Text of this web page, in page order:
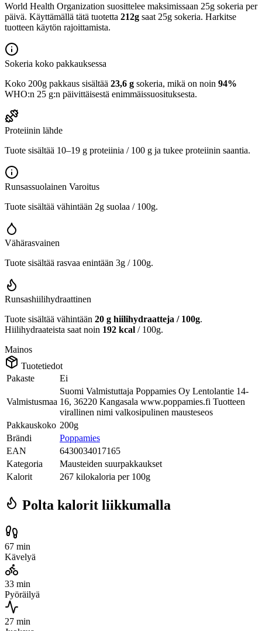
World Health Organization suosittelee maksimissaan 25g sokeria per
päivä. Käyttämällä tätä tuotetta 212g saat 25g sokeria. Harkitse
tuotteen käytön rajoittamista.
Sokeria koko pakkauksessa
Koko 200g pakkaus sisältää 23,6 g sokeria, mikä on noin 94%
WHO:n 25 g:n päivittäisestä enimmäissuosituksesta.
Proteiinin lähde
Tuote sisältää 10–19 g proteiinia / 100 g ja tukee proteiinin saantia.
Runsassuolainen Varoitus
Tuote sisältää vähintään 2g suolaa / 100g.
Vähärasvainen
Tuote sisältää rasvaa enintään 3g / 100g.
Runsashiilihydraattinen
Tuote sisältää vähintään 20 g hiilihydraatteja / 100g.
Hiilihydraateista saat noin 192 kcal / 100g.
Mainos
Tuotetiedot
Pakaste
Ei
Valmistusmaa
Suomi Valmistuttaja Poppamies Oy Lentolantie 14-
16, 36220 Kangasala www.poppamies.fi Tuotteen
virallinen nimi valkosipulinen mausteseos
Pakkauskoko 200g
Brändi
Poppamies
EAN
6430034017165
Kategoria
Mausteiden suurpakkaukset
Kalorit
267 kilokaloria per 100g
Polta kalorit liikkumalla
67 min
Kävelyä
33 min
Pyöräilyä
27 min